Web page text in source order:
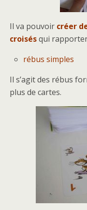
Il va pouvoir créer
croisésqui
rébus simples
Il s’agit des rébus
plus de cartes.